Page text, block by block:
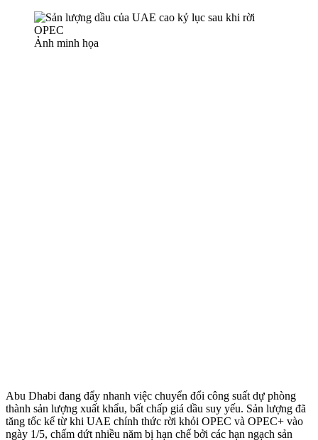
Ảnh minh họa
Abu Dhabi đang đẩy nhanh việc chuyển đổi công suất dự phòng
thành sản lượng xuất khẩu, bất chấp giá dầu suy yếu. Sản lượng đã
tăng tốc kể từ khi UAE chính thức rời khỏi OPEC và OPEC+ vào
ngày 1/5, chấm dứt nhiều năm bị hạn chế bởi các hạn ngạch sản